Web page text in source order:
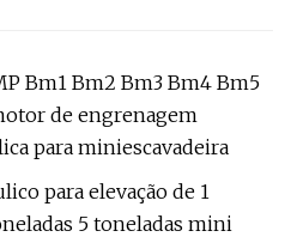
Bm1 Bm2 Bm3 Bm4 Bm5
de engrenagem
para miniescavadeira
para elevação de 1
5 toneladas mini